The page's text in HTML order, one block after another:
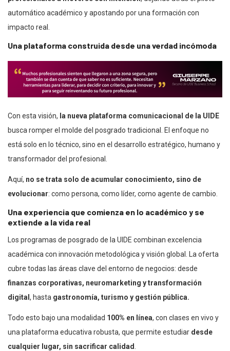
automático académico y apostando por una formación con
impacto real.
Una plataforma construida desde una verdad incómoda
Con esta visión, la nueva plataforma comunicacional de la UIDE
busca romper el molde del posgrado tradicional. El enfoque no
está solo en lo técnico, sino en el desarrollo estratégico, humano y
transformador del profesional.
Aquí, no se trata solo de acumular conocimiento, sino de
evolucionar: como persona, como líder, como agente de cambio.
Una experiencia que comienza en lo académico y se
extiende a la vida real
Los programas de posgrado de la UIDE combinan excelencia
académica con innovación metodológica y visión global. La oferta
cubre todas las áreas clave del entorno de negocios: desde
finanzas corporativas, neuromarketing y transformación
digital, hasta gastronomía, turismo y gestión pública.
Todo esto bajo una modalidad 100% en línea, con clases en vivo y
una plataforma educativa robusta, que permite estudiar desde
cualquier lugar, sin sacrificar calidad